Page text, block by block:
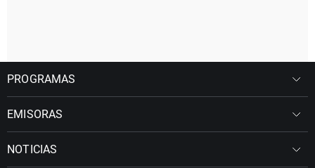
PROGRAMAS
EMISORAS
NOTICIAS